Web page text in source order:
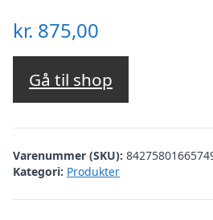
kr. 875,00
Gå til shop
Varenummer (SKU):
Kategori: Produkter